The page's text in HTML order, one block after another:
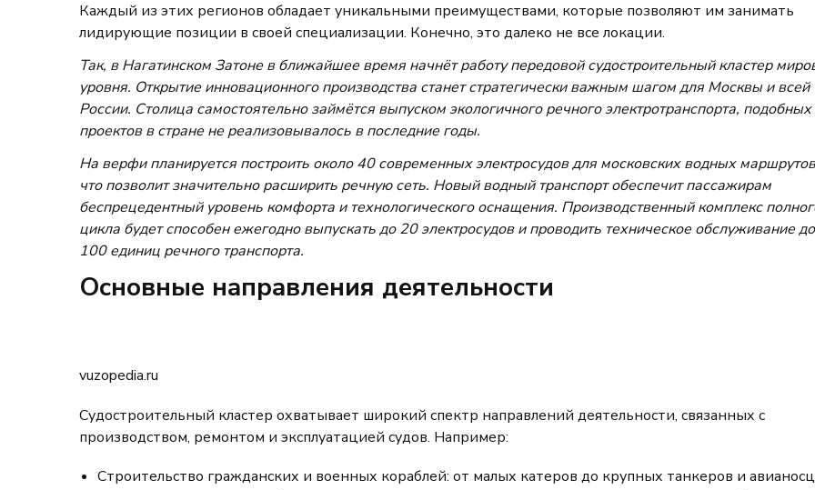
Каждый из этих регионов обладает уникальными преимуществами, которые позволяют им занимать
лидирующие позиции в своей специализации. Конечно, это далеко не все локации.
Так, в Нагатинском Затоне в ближайшее время начнёт работу передовой судостроительный кластер
уровня. Открытие инновационного производства станет стратегически важным шагом для Москвы и всей
России. Столица самостоятельно займётся выпуском экологичного речного электротранспорта, подобных
проектов в стране не реализовывалось в последние годы.
На верфи планируется построить около 40 современных электросудов для московских водных
что позволит значительно расширить речную сеть. Новый водный транспорт обеспечит пассажирам
беспрецедентный уровень комфорта и технологического оснащения. Производственный комплекс
цикла будет способен ежегодно выпускать до 20 электросудов и проводить техническое обслуживание до
100 единиц речного транспорта.
Основные направления деятельности
vuzopedia.ru
Судостроительный кластер охватывает широкий спектр направлений деятельности, связанных с
производством, ремонтом и эксплуатацией судов. Например:
Строительство гражданских и военных кораблей: от малых катеров до крупных танкеров и